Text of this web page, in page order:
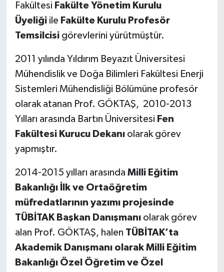
Fakültesi Fakülte Yönetim Kurulu
Üyeliğiile Fakülte Kurulu Profesör
Temsilcisigörevlerini yürütmüştür.
2011 yılında Yıldırım Beyazıt Üniversitesi
Mühendislik ve Doğa Bilimleri Fakültesi Enerji
Sistemleri Mühendisliği Bölümüne profesör
olarak atanan Prof. GÖKTAŞ, 2010-2013
Yılları arasında Bartın Üniversitesi Fen
Fakültesi Kurucu Dekanıolarak görev
yapmıştır.
2014-2015 yılları arasında Milli Eğitim
Bakanlığı İlk ve Ortaöğretim
müfredatlarının yazımı projesinde
TÜBİTAK Başkan Danışmanı olarak görev
alan Prof. GÖKTAŞ, halen TÜBİTAK’ta
Akademik Danışmanı olarak Milli Eğitim
Bakanlığı Özel Öğretim ve Özel